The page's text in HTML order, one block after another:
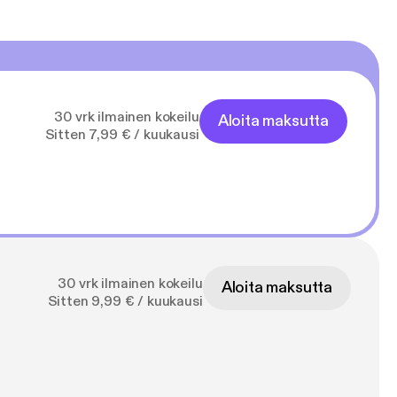
30 vrk ilmainen kokeilu
Sitten 7,99 € / kuukausi
Aloita maksutta
30 vrk ilmainen kokeilu
Sitten 9,99 € / kuukausi
Aloita maksutta